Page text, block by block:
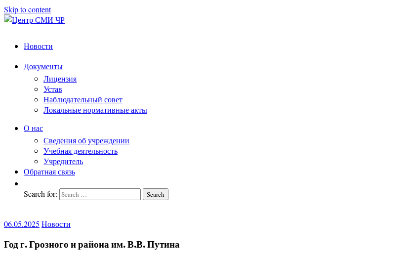
Skip to content
СМИ
работников
Новости
Документы
Лицензия
Устав
Наблюдательный совет
Локальные нормативные акты
О нас
Сведения об учреждении
Учебная деятельность
Учредитель
Обратная связь
Search for: Search
06.05.2025 Новости
Год г. Грозного и района им. В.В. Путина